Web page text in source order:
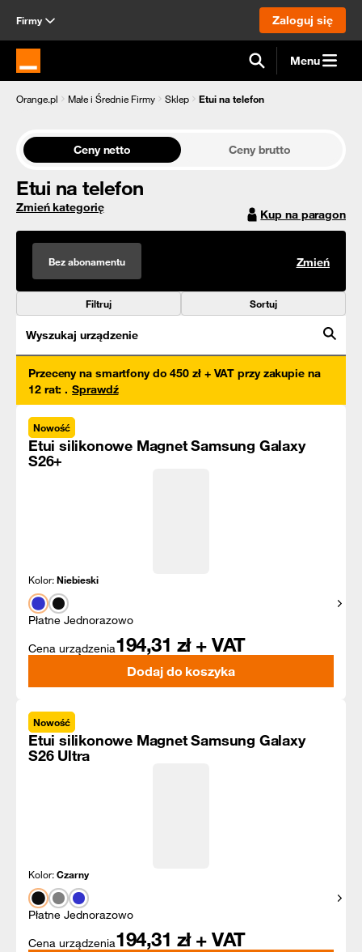
Firmy Zaloguj się
Strona główna Orange.pl Menu
Orange.pl Małe i Średnie Firmy Sklep Etui na telefon
Ceny netto Ceny brutto
Etui na telefon
Zmień kategorię Kup na paragon
Bez abonamentu Zmień
Filtruj Sortuj
Wyszukaj urządzenie
Przeceny na smartfony do 450 zł + VAT przy zakupie na
12 rat: . Sprawdź
Nowość
Etui silikonowe Magnet Samsung Galaxy
S26+
Kolor:Niebieski
Płatne Jednorazowo
Cena urządzenia194,31 zł + VAT
Dodaj do koszyka
Nowość
Etui silikonowe Magnet Samsung Galaxy
S26 Ultra
Kolor:Czarny
Płatne Jednorazowo
Cena urządzenia194,31 zł + VAT